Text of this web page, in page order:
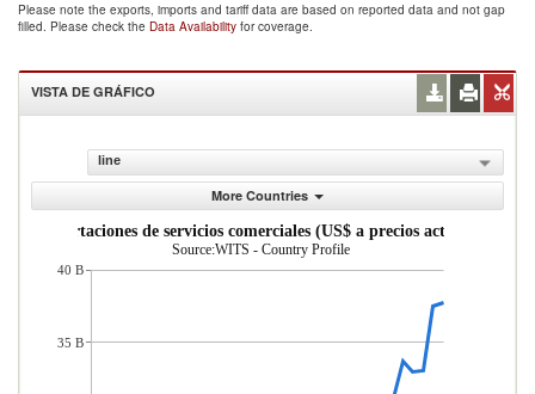
Please note the exports, imports and tariff data are based on reported data and not gap
filled. Please check the Data Availability for coverage.
VISTA DE GRÁFICO
line
More Countries
Importaciones de servicios comerciales (US$ a precios actuales)
Source:WITS - Country Profile
40 B
35 B